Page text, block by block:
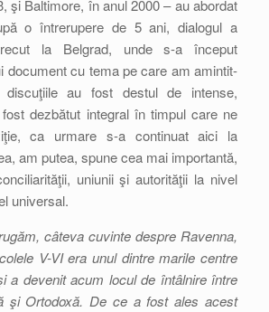
şi Baltimore, în anul 2000 – au abordat
o întrerupere de 5 ani, dialogul a
la Belgrad, unde s-a început
document cu tema pe care am amintit-
au fost destul de intense,
dezbătut integral în timpul care ne
ca urmare s-a continuat aici la
am putea, spune cea mai importantă,
uniunii şi autorităţii la nivel
universal.
câteva cuvinte despre Ravenna,
V-VI era unul dintre marile centre
a devenit acum locul de întâlnire între
şi Ortodoxă. De ce a fost ales acest